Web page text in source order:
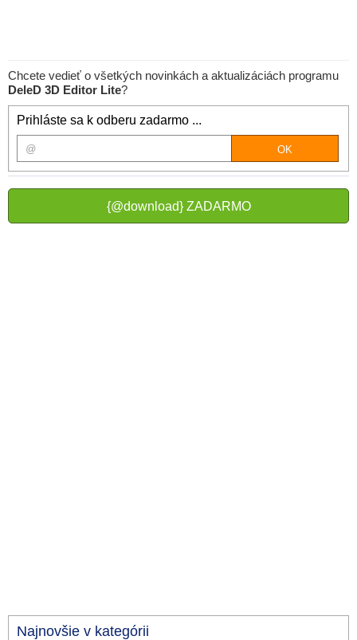
Chcete vedieť o všetkých novinkách a aktualizáciách programu
DeleD 3D Editor Lite?
Prihláste sa k odberu zadarmo ...
{@download} ZADARMO
Najnovšie v kategórii